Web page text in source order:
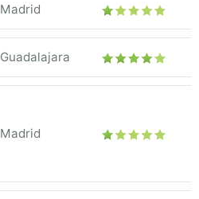
Madrid
Guadalajara
Madrid